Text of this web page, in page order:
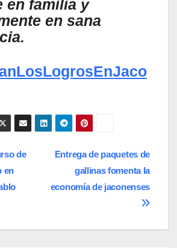
en familia y
en sana
Entrega de paquetes de
gallinas fomenta la
economía de jaconenses
de
en